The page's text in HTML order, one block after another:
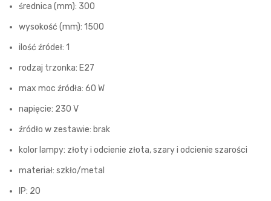
średnica (mm): 300
wysokość (mm): 1500
ilość źródeł: 1
rodzaj trzonka: E27
max moc źródła: 60 W
napięcie: 230 V
źródło w zestawie: brak
kolor lampy: złoty i odcienie złota, szary i odcienie szarości
materiał: szkło/metal
IP: 20